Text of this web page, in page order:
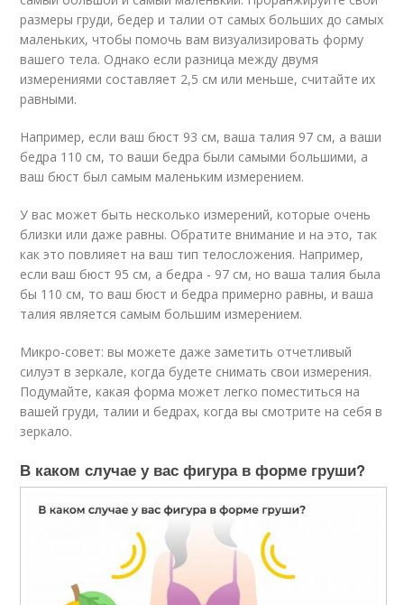
размеры груди, бедер и талии от самых больших до самых
маленьких, чтобы помочь вам визуализировать форму
вашего тела. Однако если разница между двумя
измерениями составляет 2,5 см или меньше, считайте их
равными.
Например, если ваш бюст 93 см, ваша талия 97 см, а ваши
бедра 110 см, то ваши бедра были самыми большими, а
ваш бюст был самым маленьким измерением.
У вас может быть несколько измерений, которые очень
близки или даже равны. Обратите внимание и на это, так
как это повлияет на ваш тип телосложения. Например,
если ваш бюст 95 см, а бедра - 97 см, но ваша талия была
бы 110 см, то ваш бюст и бедра примерно равны, и ваша
талия является самым большим измерением.
Микро-совет: вы можете даже заметить отчетливый
силуэт в зеркале, когда будете снимать свои измерения.
Подумайте, какая форма может легко поместиться на
вашей груди, талии и бедрах, когда вы смотрите на себя в
зеркало.
В каком случае у вас фигура в форме груши?